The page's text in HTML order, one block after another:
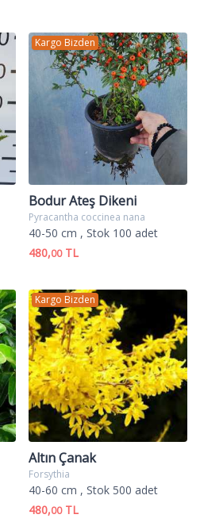
Kargo Bizden
Bodur Ateş Dikeni
Pyracantha coccinea nana
40-50 cm , Stok 100 adet
480,00TL
Kargo Bizden
Altın Çanak
Forsythia
40-60 cm , Stok 500 adet
480,00TL